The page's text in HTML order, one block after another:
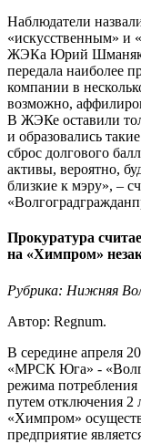
Наблюдатели
«искусственным» и
ЖЭКа Юрий Шманяк
передала наиболее
компании в
возможно,
В ЖЭКе оставили
и образовались
сброс долгового
активы, вероятно,
близкие к мэру», –
Прокуратура
на «Химпром»
Рубрика: Нижняя
Автор: Regnum.
В середине апреля
«МРСК Юга» -
режима
путем отключения 2
«Химпром»
предприятие